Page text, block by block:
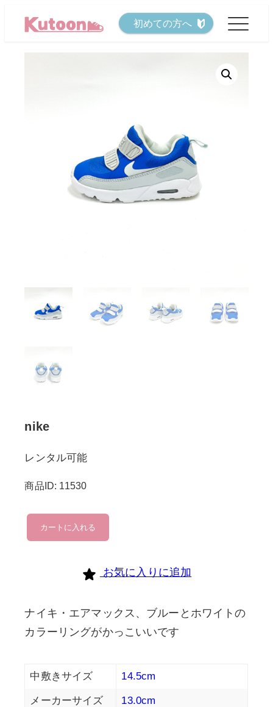
初めての方へ
nike
レンタル可能
商品ID: 11530
nike
個
カートに入れる
お気に入りに追加
ナイキ・エアマックス、ブルーとホワイトの
カラーリングがかっこいいです
中敷きサイズ 14.5cm
メーカーサイズ 13.0cm